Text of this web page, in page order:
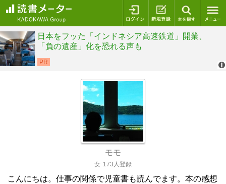
ログイン 新規登録
モモ
女 173人登録
こんにちは。仕事の関係で児童書も読んでます。本の感想